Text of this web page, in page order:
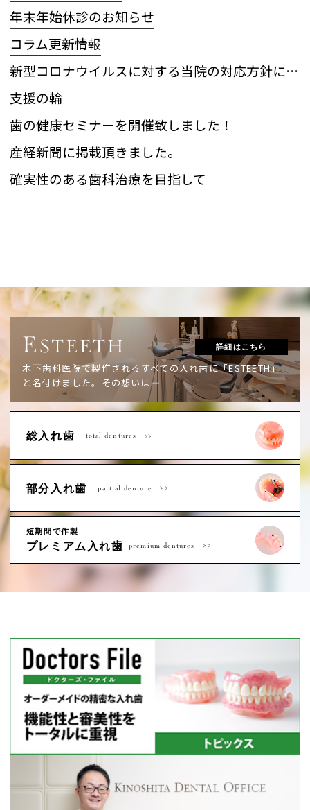
年末年始休診のお知らせ
コラム更新情報
新型コロナウイルスに対する当院の対応方針について
支援の輪
歯の健康セミナーを開催致しました！
産経新聞に掲載頂きました。
確実性のある歯科治療を目指して
E STEETH
木下歯科医院で製作されるすべての入れ歯に「ESTEETH」
と名付けました。 その想いは―
詳細はこちら
総入れ歯 total dentures
部分入れ歯 partial denture
短期間で作製
プレミアム入れ歯 premium dentures